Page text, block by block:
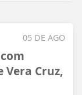
05 DE AGO
Cruz,